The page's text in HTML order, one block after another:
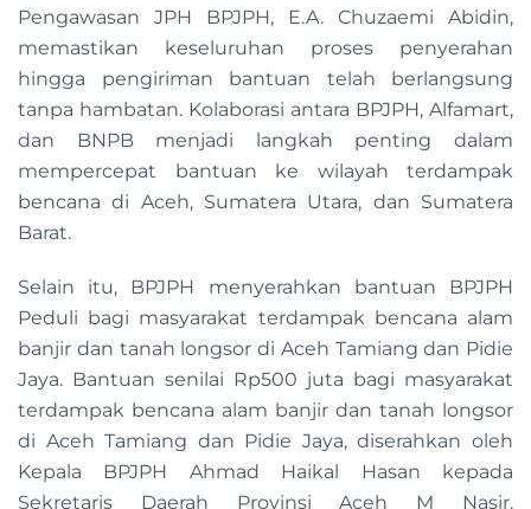
Pengawasan JPH BPJPH, E.A. Chuzaemi Abidin,
memastikan keseluruhan proses penyerahan
hingga pengiriman bantuan telah berlangsung
tanpa hambatan. Kolaborasi antara BPJPH, Alfamart,
dan BNPB menjadi langkah penting dalam
mempercepat bantuan ke wilayah terdampak
bencana di Aceh, Sumatera Utara, dan Sumatera
Barat.
Selain itu, BPJPH menyerahkan bantuan BPJPH
Peduli bagi masyarakat terdampak bencana alam
banjir dan tanah longsor di Aceh Tamiang dan Pidie
Jaya. Bantuan senilai Rp500 juta bagi masyarakat
terdampak bencana alam banjir dan tanah longsor
di Aceh Tamiang dan Pidie Jaya, diserahkan oleh
Kepala BPJPH Ahmad Haikal Hasan kepada
Sekretaris Daerah Provinsi Aceh M Nasir.